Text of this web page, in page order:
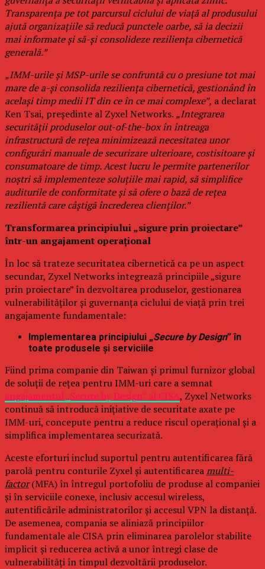
Transparența pe tot parcursul ciclului de viață al produsului
ajută organizațiile să reducă punctele oarbe, să ia decizii
mai informate și să-și consolideze reziliența cibernetică
generală.”
„IMM-urile și MSP-urile se confruntă cu o presiune tot mai
mare de a-și consolida reziliența cibernetică, gestionând în
același timp medii IT din ce în ce mai complexe”, a declarat
Ken Tsai, președinte al Zyxel Networks. „Integrarea
securității produselor out-of-the-box în întreaga
infrastructură de rețea minimizează necesitatea unor
configurări manuale de securizare ulterioare, costisitoare și
consumatoare de timp. Acest lucru le permite partenerilor
noștri să implementeze soluțiile mai rapid, să simplifice
auditurile de conformitate și să ofere o bază de rețea
rezilientă care câștigă încrederea clienților.”
Transformarea principiului „sigure prin proiectare”
într-un angajament operațional
În loc să trateze securitatea cibernetică ca pe un aspect
secundar, Zyxel Networks integrează principiile „sigure
prin proiectare” în dezvoltarea produselor, gestionarea
vulnerabilităților și guvernanța ciclului de viață prin trei
angajamente fundamentale:
Implementarea principiului „Secure by Design” în
toate produsele și serviciile
Fiind prima companie din Taiwan și primul furnizor global
de soluții de rețea pentru IMM-uri care a semnat
angajamentul „Secure by Design” al CISA, Zyxel Networks
continuă să introducă inițiative de securitate axate pe
IMM-uri, concepute pentru a reduce riscul operațional și a
simplifica implementarea securizată.
Aceste eforturi includ suportul pentru autentificarea fără
parolă pentru conturile Zyxel și autentificareamulti-
factor(MFA) în întregul portofoliu de produse al companiei
și în serviciile conexe, inclusiv accesul wireless,
autentificările administratorilor și accesul VPN la distanță.
De asemenea, compania se aliniază principiilor
fundamentale ale CISA prin eliminarea parolelor stabilite
implicit și reducerea activă a unor întregi clase de
vulnerabilități în timpul dezvoltării produselor.